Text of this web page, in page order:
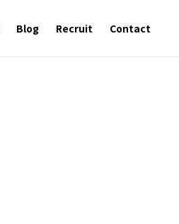
Blog Recruit Contact